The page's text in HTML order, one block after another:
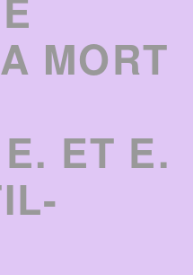
MORT
ET E.